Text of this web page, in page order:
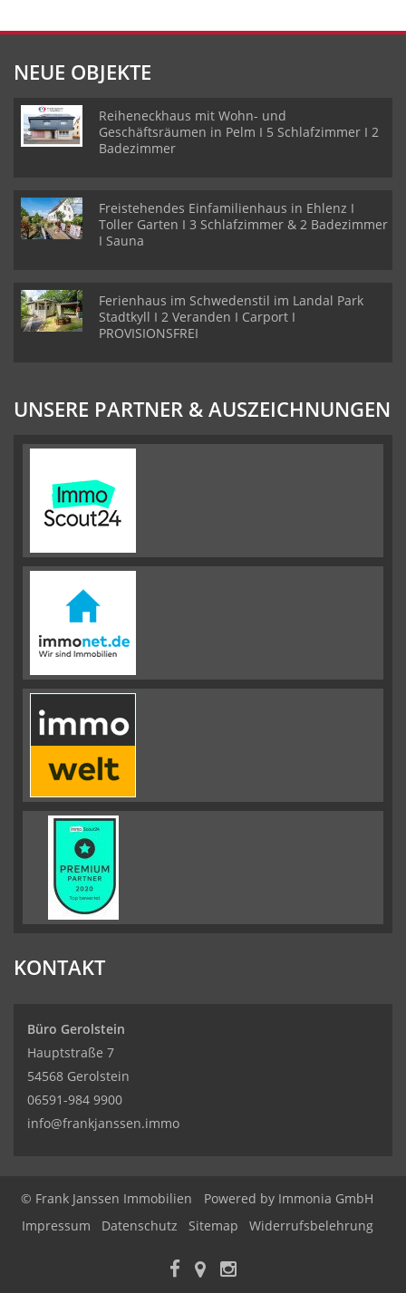
NEUE OBJEKTE
Reiheneckhaus mit Wohn- und
Geschäftsräumen in Pelm I 5 Schlafzimmer I 2
Badezimmer
Freistehendes Einfamilienhaus in Ehlenz I
Toller Garten I 3 Schlafzimmer & 2 Badezimmer
I Sauna
Ferienhaus im Schwedenstil im Landal Park
Stadtkyll I 2 Veranden I Carport I
PROVISIONSFREI
UNSERE PARTNER & AUSZEICHNUNGEN
KONTAKT
Büro Gerolstein
Hauptstraße 7
54568 Gerolstein
06591-984 9900
info@frankjanssen.immo
© Frank Janssen Immobilien
Powered by Immonia GmbH
Impressum
Datenschutz Sitemap Widerrufsbelehrung